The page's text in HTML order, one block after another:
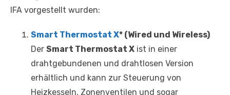
IFA vorgestellt wurden:
Smart Thermostat X* (Wired und Wireless)
Der Smart Thermostat X ist in einer
drahtgebundenen und drahtlosen Version
erhältlich und kann zur Steuerung von
Heizkesseln, Zonenventilen und sogar